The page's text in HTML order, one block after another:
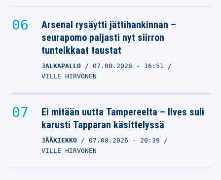
Arsenal rysäytti jättihankinnan –
seurapomo paljasti nyt siirron
tunteikkaat taustat
JALKAPALLO 07.08.2026 - 16:51
VILLE HIRVONEN
Ei mitään uutta Tampereelta – Ilves suli
karusti Tapparan käsittelyssä
JÄÄKIEKKO 07.08.2026 - 20:39
VILLE HIRVONEN